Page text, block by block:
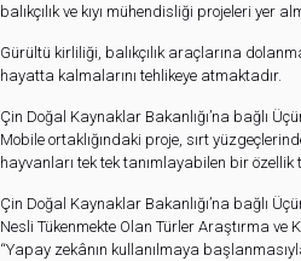
balıkçılık ve kıyı mühendisliği projeleri yer
Gürültü kirliliği, balıkçılık araçlarına
hayatta kalmalarını tehlikeye atmaktadır.
Çin Doğal Kaynaklar Bakanlığı’na bağlı
Mobile ortaklığındaki proje, sırt
hayvanları tek tek tanımlayabilen bir özellik
Çin Doğal Kaynaklar Bakanlığı’na bağlı
Nesli Tükenmekte Olan Türler Araştırma
“Yapay zekânın kullanılmaya